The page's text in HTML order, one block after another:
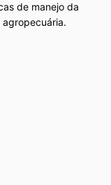
de manejo da